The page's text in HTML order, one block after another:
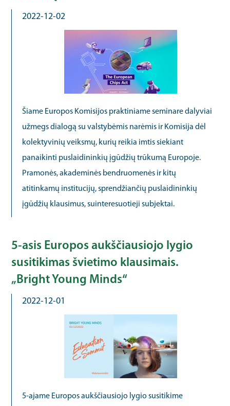
2022-12-02
Šiame Europos Komisijos praktiniame seminare dalyviai
užmegs dialogą su valstybėmis narėmis ir Komisija dėl
kolektyvinių veiksmų, kurių reikia imtis siekiant
panaikinti puslaidininkių įgūdžių trūkumą Europoje.
Pramonės, akademinės bendruomenės ir kitų
atitinkamų institucijų, sprendžiančių puslaidininkių
įgūdžių klausimus, suinteresuotieji subjektai.
5-asis Europos aukščiausiojo lygio
susitikimas švietimo klausimais.
„Bright Young Minds“
2022-12-01
5-ajame Europos aukščiausiojo lygio susitikime